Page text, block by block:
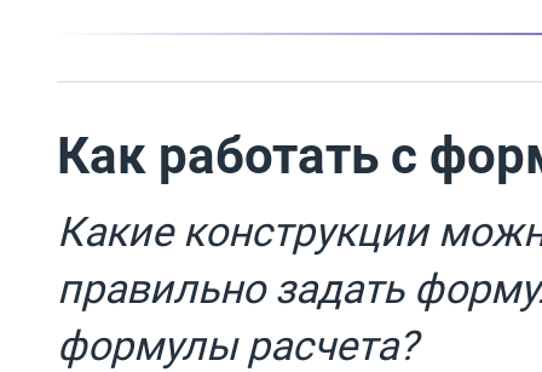
Как работать с
Какие конструкции
правильно задать
формулы расчета?